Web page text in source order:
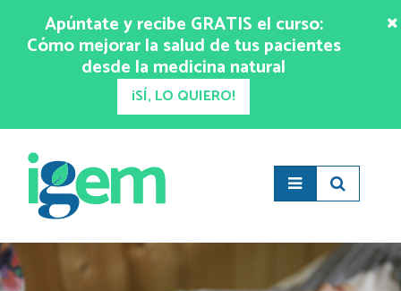
Apúntate y recibe GRATIS el curso:
Cómo mejorar la salud de tus pacientes
desde la medicina natural
¡SÍ, LO QUIERO!